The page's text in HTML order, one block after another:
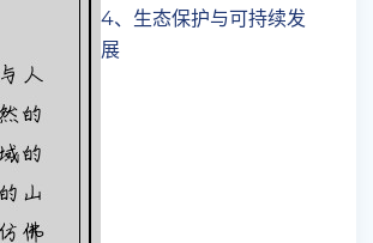
4、生态保护与可持续发
展